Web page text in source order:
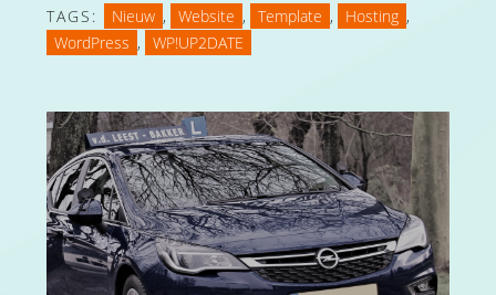
TAGS: Nieuw , Website , Template , Hosting ,
WordPress , WP!UP2DATE